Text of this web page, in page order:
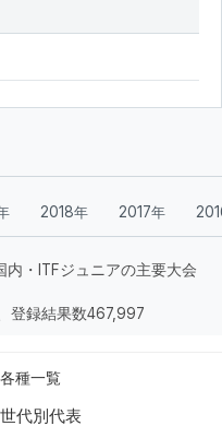
2018年 2017年
・ITFジュニアの主要大会
登録結果数467,997
各種一覧
世代別代表